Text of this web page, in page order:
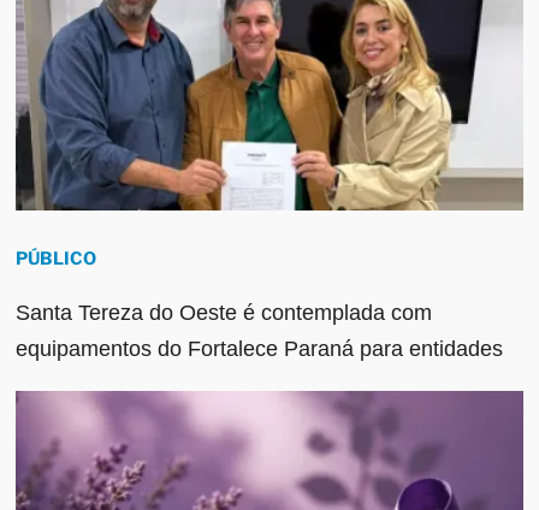
PÚBLICO
Santa Tereza do Oeste é contemplada com
equipamentos do Fortalece Paraná para entidades